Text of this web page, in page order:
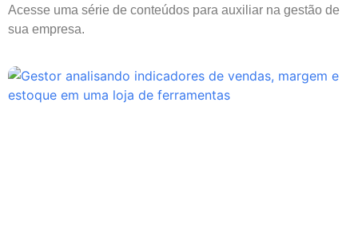
Acesse uma série de conteúdos para auxiliar na gestão de
sua empresa.